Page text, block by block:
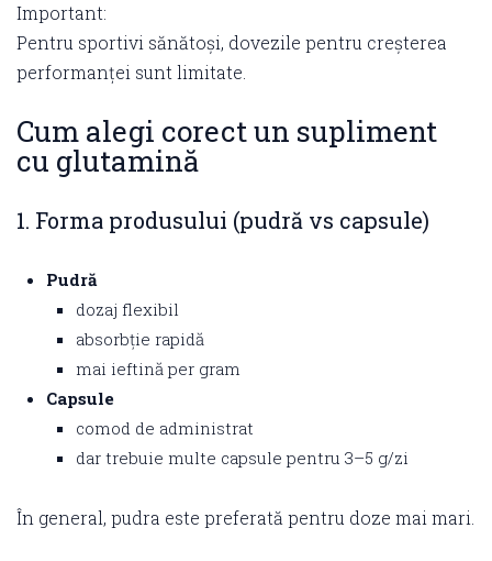
Important:
Pentru sportivi sănătoși, dovezile pentru creșterea
performanței sunt limitate.
Cum alegi corect un supliment
cu glutamină
1. Forma produsului (pudră vs capsule)
Pudră
dozaj flexibil
absorbție rapidă
mai ieftină per gram
Capsule
comod de administrat
dar trebuie multe capsule pentru 3–5 g/zi
În general, pudra este preferată pentru doze mai mari.